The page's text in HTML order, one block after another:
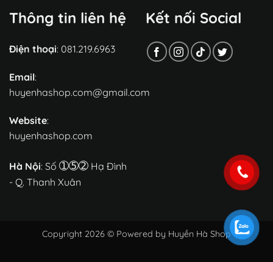
Thông tin liên hệ
Điện thoại: 081.219.6963
Email:
huyenhashop.com@gmail.com
Website:
huyenhashop.com
Hà Nội: Số ➀➄➁ Hạ Đình
- Q. Thanh Xuân
Kết nối Social
Copyright 2026 © Powered by Huyền Hà Shop